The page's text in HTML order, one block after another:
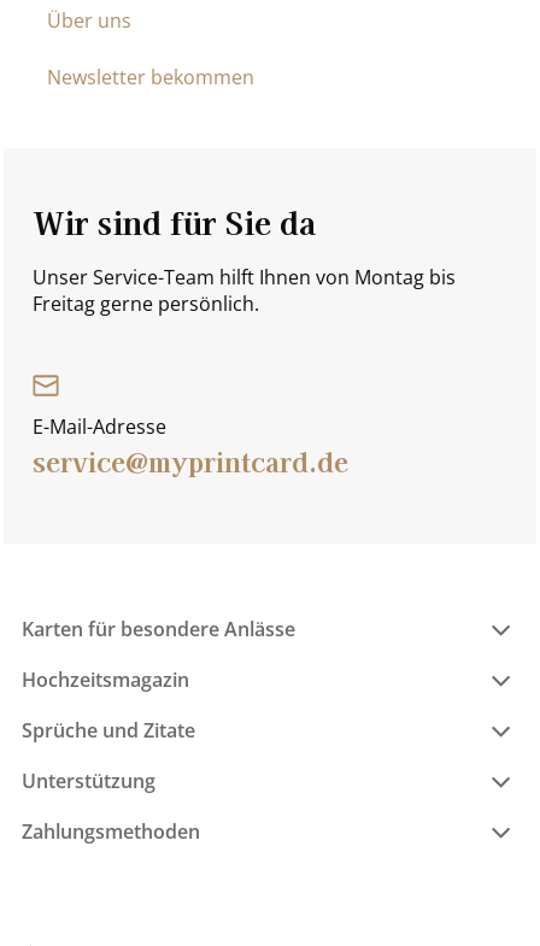
Über uns
Newsletter bekommen
Wir sind für Sie da
Unser Service-Team hilft Ihnen von Montag bis
Freitag gerne persönlich.
E-Mail-Adresse
service@myprintcard.de
Karten für besondere Anlässe
Hochzeitsmagazin
Sprüche und Zitate
Unterstützung
Zahlungsmethoden